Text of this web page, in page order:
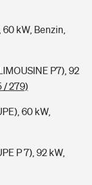
kW, Benzin,
P7), 92
/ 279)
60 kW,
P 7), 92 kW,